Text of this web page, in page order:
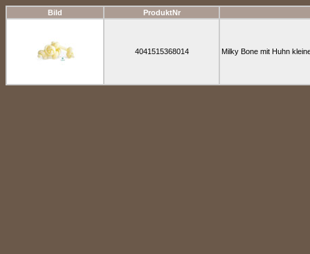
Bild ProduktNr
4041515368014 Milky Bone mit Huhn